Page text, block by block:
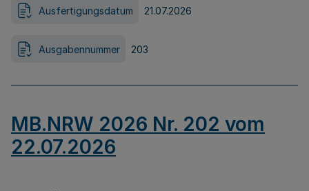
Ausfertigungsdatum 21.07.2026
Ausgabennummer 203
MB.NRW 2026 Nr. 202 vom
22.07.2026